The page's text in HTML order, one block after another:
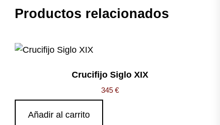
Productos relacionados
Crucifijo Siglo XIX
345 €
Añadir al carrito